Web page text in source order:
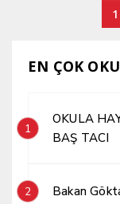
1
EN ÇOK
1
OKULA
BAŞ TACI
2 Bakan